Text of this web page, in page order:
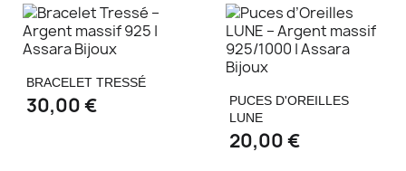
BRACELET TRESSÉ
30,00 €
PUCES D'OREILLES
LUNE
20,00 €